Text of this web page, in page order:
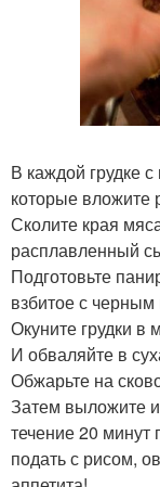
В каждой грудке
которые вложите
Сколите края
расплавленный
Подготовьте
взбитое с
Окуните грудки в
И обваляйте в
Обжарьте на
Затем выложите
течение 20 минут
подать с рисом,